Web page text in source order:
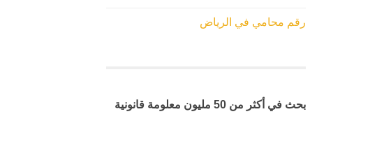
رقم محامي في الرياض
بحث في أكثر من 50 مليون معلومة قانونية